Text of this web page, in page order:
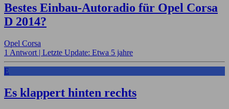
Bestes Einbau-Autoradio für Opel Corsa
D 2014?
Opel Corsa
1 Antwort | Letzte Update: Etwa 5 jahre
E
Es klappert hinten rechts